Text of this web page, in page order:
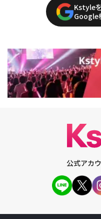
Kstyle
Google
公式アカ